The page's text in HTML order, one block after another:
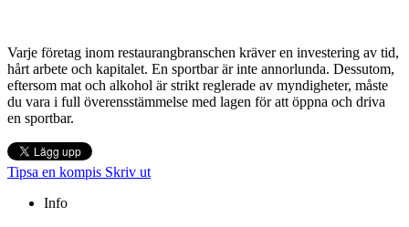
Varje företag inom restaurangbranschen kräver en investering av tid,
hårt arbete och kapitalet. En sportbar är inte annorlunda. Dessutom,
eftersom mat och alkohol är strikt reglerade av myndigheter, måste
du vara i full överensstämmelse med lagen för att öppna och driva
en sportbar.
Tipsa en kompis Skriv ut
Info